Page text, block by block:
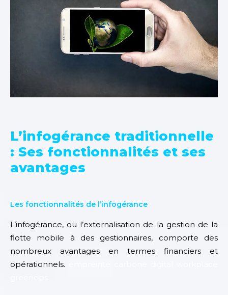
L’infogérance traditionnelle
: Ses fonctionnalités et ses
avantages
Les fonctionnalités de l’infogérance
L’infogérance, ou l’externalisation de la gestion de la
flotte mobile à des gestionnaires, comporte des
nombreux avantages en termes financiers et
opérationnels.